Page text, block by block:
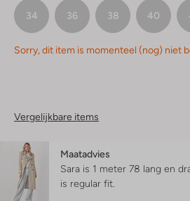
34 36 38 40
Sorry, dit item is momenteel (nog) niet
Vergelijkbare items
Maatadvies
Sara is 1 meter 78 lang en
is regular fit